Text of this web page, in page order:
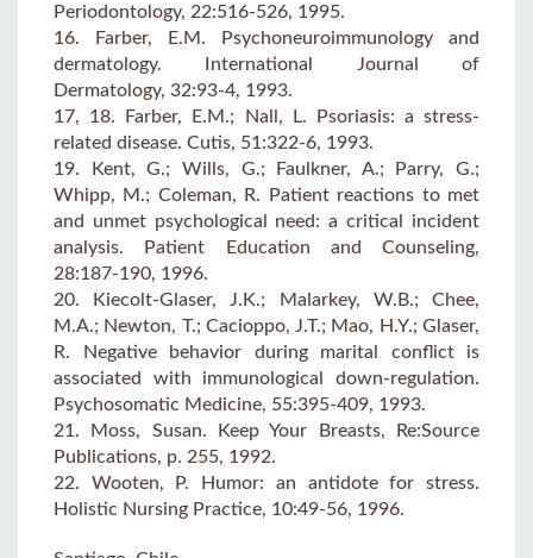
Periodontology, 22:516-526, 1995.
16. Farber, E.M. Psychoneuroimmunology and
dermatology. International Journal of
Dermatology, 32:93-4, 1993.
17, 18. Farber, E.M.; Nall, L. Psoriasis: a stress-
related disease. Cutis, 51:322-6, 1993.
19. Kent, G.; Wills, G.; Faulkner, A.; Parry, G.;
Whipp, M.; Coleman, R. Patient reactions to met
and unmet psychological need: a critical incident
analysis. Patient Education and Counseling,
28:187-190, 1996.
20. Kiecolt-Glaser, J.K.; Malarkey, W.B.; Chee,
M.A.; Newton, T.; Cacioppo, J.T.; Mao, H.Y.; Glaser,
R. Negative behavior during marital conflict is
associated with immunological down-regulation.
Psychosomatic Medicine, 55:395-409, 1993.
21. Moss, Susan. Keep Your Breasts, Re:Source
Publications, p. 255, 1992.
22. Wooten, P. Humor: an antidote for stress.
Holistic Nursing Practice, 10:49-56, 1996.